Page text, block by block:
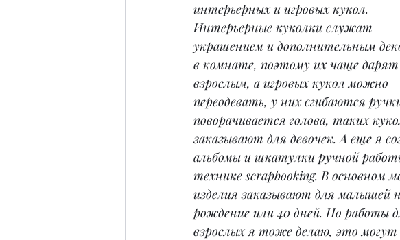
интерьерных и игровых кукол.
Интерьерные куколки служат
украшением и дополнительным
в комнате, поэтому их чаще дарят
взрослым, а игровых кукол можно
переодевать, у них сгибаются
поворачивается голова, таких
заказывают для девочек. А еще я
альбомы и шкатулки ручной
технике scrapbooking. В основном
изделия заказывают для малышей
рождение или 40 дней. Но работы
взрослых я тоже делаю, это